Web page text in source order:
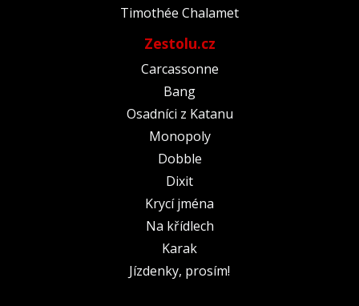
Timothée Chalamet
Zestolu.cz
Carcassonne
Bang
Osadníci z Katanu
Monopoly
Dobble
Dixit
Krycí jména
Na křídlech
Karak
Jízdenky, prosím!